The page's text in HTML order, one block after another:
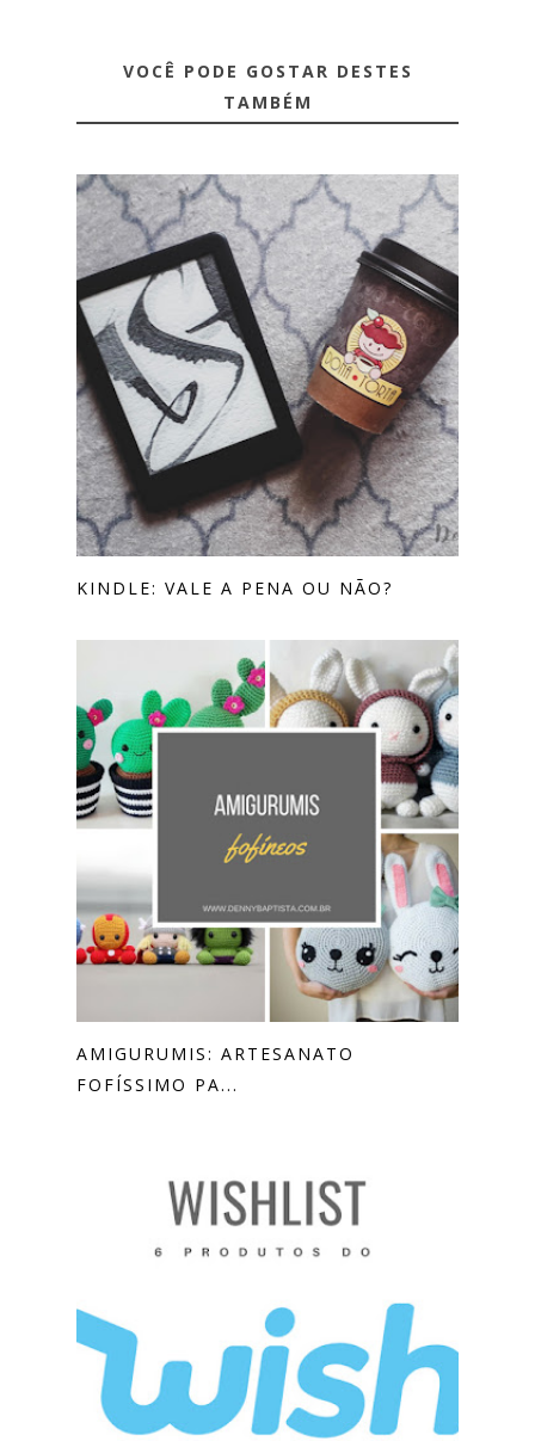
VOCÊ PODE GOSTAR DESTES
TAMBÉM
KINDLE: VALE A PENA OU NÃO?
AMIGURUMIS: ARTESANATO
FOFÍSSIMO PA...